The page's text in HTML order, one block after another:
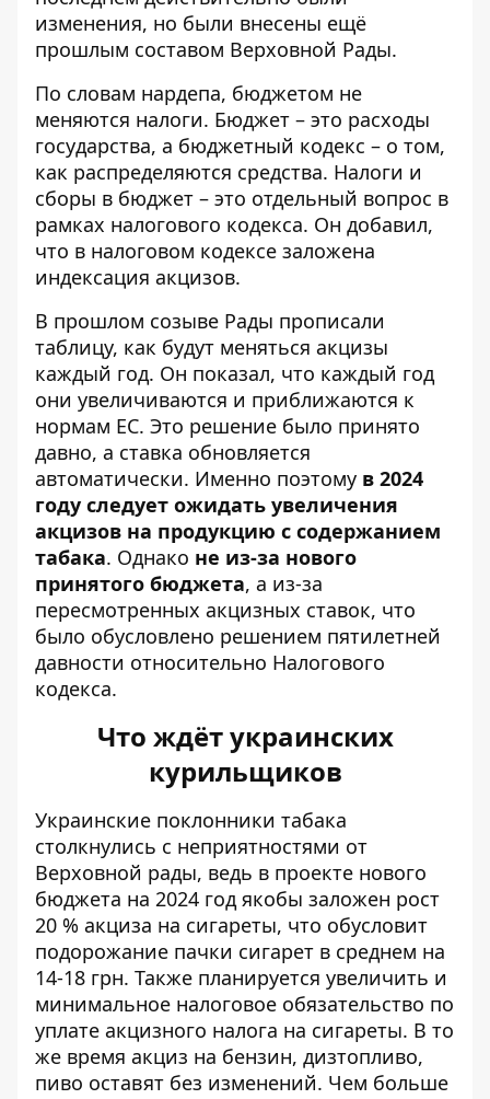
изменения, но были внесены ещё
прошлым составом Верховной Рады.
По словам нардепа, бюджетом не
меняются налоги. Бюджет – это расходы
государства, а бюджетный кодекс – о том,
как распределяются средства. Налоги и
сборы в бюджет – это отдельный вопрос в
рамках налогового кодекса. Он добавил,
что в налоговом кодексе заложена
индексация акцизов.
В прошлом созыве Рады прописали
таблицу, как будут меняться акцизы
каждый год. Он показал, что каждый год
они увеличиваются и приближаются к
нормам ЕС. Это решение было принято
давно, а ставка обновляется
автоматически. Именно поэтому в 2024
году следует ожидать увеличения
акцизов на продукцию с содержанием
табака. Однако не из-за нового
принятого бюджета, а из-за
пересмотренных акцизных ставок, что
было обусловлено решением пятилетней
давности относительно Налогового
кодекса.
Что ждёт украинских
курильщиков
Украинские поклонники табака
столкнулись с неприятностями от
Верховной рады, ведь в проекте нового
бюджета на 2024 год якобы заложен рост
20 % акциза на сигареты, что обусловит
подорожание пачки сигарет в среднем на
14-18 грн. Также планируется увеличить и
минимальное налоговое обязательство по
уплате акцизного налога на сигареты. В то
же время акциз на бензин, дизтопливо,
пиво оставят без изменений. Чем больше